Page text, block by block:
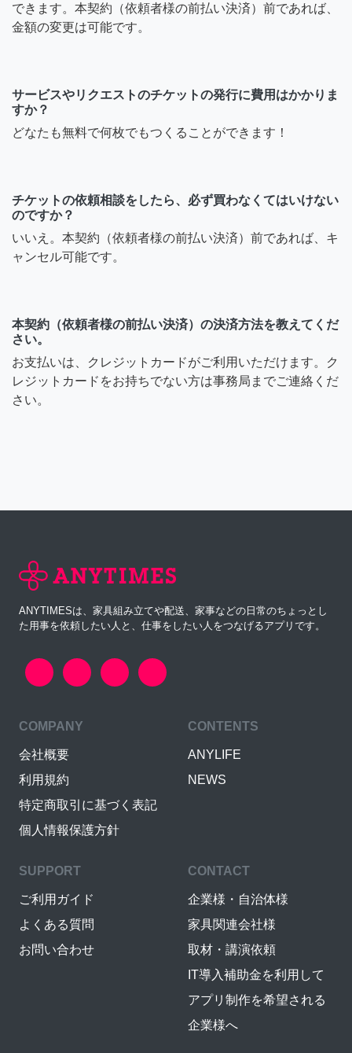
できます。本契約（依頼者様の前払い決済）前であれば、
金額の変更は可能です。
サービスやリクエストのチケットの発行に費用はかかりま
すか？
どなたも無料で何枚でもつくることができます！
チケットの依頼相談をしたら、必ず買わなくてはいけない
のですか？
いいえ。本契約（依頼者様の前払い決済）前であれば、キ
ャンセル可能です。
本契約（依頼者様の前払い決済）の決済方法を教えてくだ
さい。
お支払いは、クレジットカードがご利用いただけます。ク
レジットカードをお持ちでない方は事務局までご連絡くだ
さい。
ANYTIMESは、家具組み立てや配送、家事などの日常のちょっとし
た用事を依頼したい人と、仕事をしたい人をつなげるアプリです。
COMPANY
会社概要
利用規約
特定商取引に基づく表記
個人情報保護方針
CONTENTS
ANYLIFE
NEWS
SUPPORT
ご利用ガイド
よくある質問
お問い合わせ
CONTACT
企業様・自治体様
家具関連会社様
取材・講演依頼
IT導入補助金を利用して
アプリ制作を希望される
企業様へ